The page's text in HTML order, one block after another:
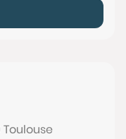
Toulouse